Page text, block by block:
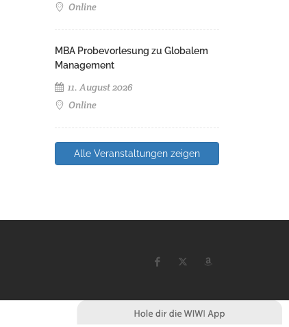
Online
MBA Probevorlesung zu Globalem
Management
11. August 2026
Online
Alle Veranstaltungen zeigen